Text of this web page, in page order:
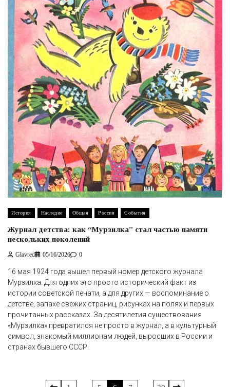
История Наследие Общая Россия События
Журнал детства: как “Мурзилка” стал частью памяти
нескольких поколений
Glavred 05/16/2026 0
16 мая 1924 года вышел первый номер детского журнала
Мурзилка. Для одних это просто исторический факт из
истории советской печати, а для других — воспоминание о
детстве, запахе свежих страниц, рисунках на полях и первых
прочитанных рассказах. За десятилетия существования
«Мурзилка» превратился не просто в журнал, а в культурный
символ, знакомый миллионам людей, выросших в России и
странах бывшего СССР.